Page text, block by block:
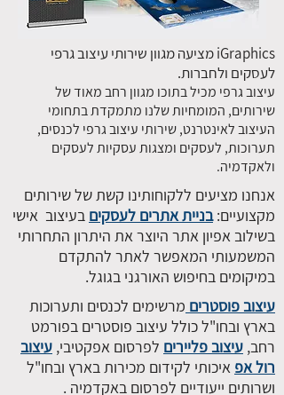
iGraphics מציעה מגוון שירותי עיצוב גרפי
לעסקים ולחברות.
עיצוב גרפי מכיל בתוכו מגוון רחב מאוד של
שירותים, המומחיות שלנו מתמקדת בתחומי
העיצוב לאינטרנט, שירותי עיצוב גרפי לכנסים,
תערוכות, לעסקים ומצגות עסקיות לעסקים
ולאקדמיה.
אנחנו מציעים ללקוחותינו קשת של שירותים
מקצועיים:בניית אתרים לעסקים בעיצוב אישי
בשילוב אפיון אתר היוצר את היתרון התחרותי
המשמעותי המאפשר לאתר להתקדם
במיקומים בחיפוש האורגני בגוגל.
עיצוב פוסטרים מרשימים לכנסים ותערוכות
בארץ ובחו"ל כולל עיצוב פוסטרים בפורמט
רחב, עיצוב פליירים לפרסום אפקטיבי, עיצוב
רול אפ איכותי לקידום מכירות בארץ ובחו"ל
ושרותים ייעודיים לפרסום באקדמיה .